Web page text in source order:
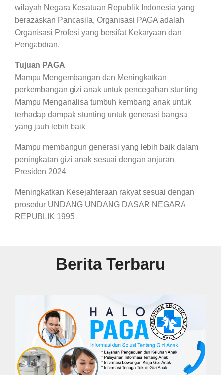
wilayah Negara Kesatuan Republik Indonesia yang
berazaskan Pancasila, Organisasi PAGA adalah
Organisasi Profesi yang bersifat Kekaryaan dan
Pengabdian.
Tujuan PAGA
Mampu Mengembangan dan Meningkatkan
perkembangan gizi anak untuk pencegahan stunting
Mampu Menganalisa tumbuh kembang anak untuk
terhadap dampak stunting untuk generasi bangsa
yang jauh lebih baik
Mampu membangun generasi yang lebih baik dalam
peningkatan gizi anak sesuai dengan anjuran
Presiden 2024
Meningkatkan Kesejahteraan rakyat sesuai dengan
prosedur UNDANG UNDANG DASAR NEGARA
REPUBLIK 1995
Berita Terbaru